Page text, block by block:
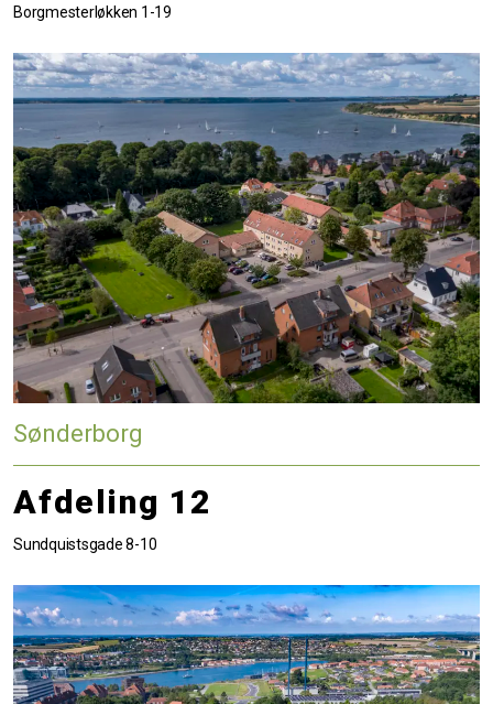
Borgmesterløkken 1-19
Sønderborg
Afdeling 12
Sundquistsgade 8-10